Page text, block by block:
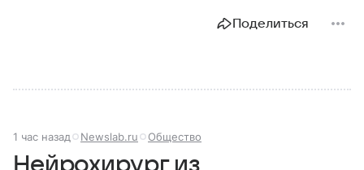
Поделиться
1 час назад Newslab.ru Общество